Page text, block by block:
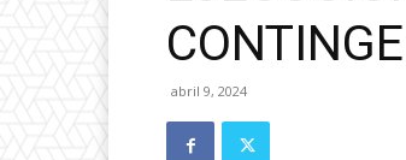
abril 9, 2024